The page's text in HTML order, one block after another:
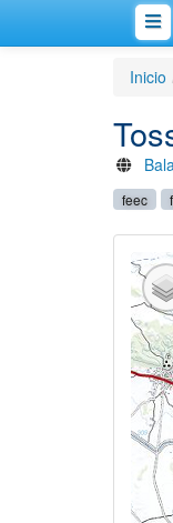
Inicio
feec